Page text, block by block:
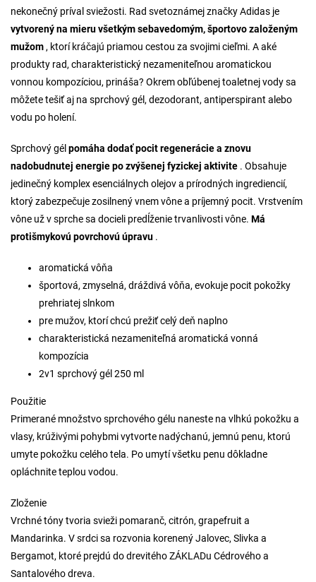
nekonečný príval sviežosti. Rad svetoznámej značky Adidas je
vytvorený na mieru všetkým sebavedomým, športovo založeným
mužom , ktorí kráčajú priamou cestou za svojimi cieľmi. A aké
produkty rad, charakteristický nezameniteľnou aromatickou
vonnou kompozíciou, prináša? Okrem obľúbenej toaletnej vody sa
môžete tešiť aj na sprchový gél, dezodorant, antiperspirant alebo
vodu po holení.
Sprchový gél pomáha dodať pocit regenerácie a znovu
nadobudnutej energie po zvýšenej fyzickej aktivite . Obsahuje
jedinečný komplex esenciálnych olejov a prírodných ingrediencií,
ktorý zabezpečuje zosilnený vnem vône a príjemný pocit. Vrstvením
vône už v sprche sa docieli predĺženie trvanlivosti vône. Má
protišmykovú povrchovú úpravu .
aromatická vôňa
športová, zmyselná, dráždivá vôňa, evokuje pocit pokožky
prehriatej slnkom
pre mužov, ktorí chcú prežiť celý deň naplno
charakteristická nezameniteľná aromatická vonná
kompozícia
2v1 sprchový gél 250 ml
Použitie
Primerané množstvo sprchového gélu naneste na vlhkú pokožku a
vlasy, krúživými pohybmi vytvorte nadýchanú, jemnú penu, ktorú
umyte pokožku celého tela. Po umytí všetku penu dôkladne
opláchnite teplou vodou.
Zloženie
Vrchné tóny tvoria svieži pomaranč, citrón, grapefruit a
Mandarinka. V srdci sa rozvonia korenený Jalovec, Slivka a
Bergamot, ktoré prejdú do drevitého ZÁKLADu Cédrového a
Santalového dreva.